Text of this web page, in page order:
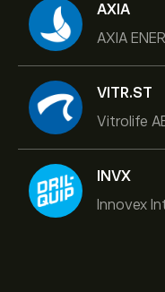
AXIA
AXIA
VITR.ST
Vitrolife
INVX
Innovex